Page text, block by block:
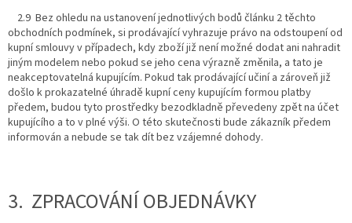
2.9 Bez ohledu na ustanovení jednotlivých bodů článku 2 těchto
obchodních podmínek, si prodávající vyhrazuje právo na odstoupení od
kupní smlouvy v případech, kdy zboží již není možné dodat ani nahradit
jiným modelem nebo pokud se jeho cena výrazně změnila, a tato je
neakceptovatelná kupujícím. Pokud tak prodávající učiní a zároveň již
došlo k prokazatelné úhradě kupní ceny kupujícím formou platby
předem, budou tyto prostředky bezodkladně převedeny zpět na účet
kupujícího a to v plné výši. O této skutečnosti bude zákazník předem
informován a nebude se tak dít bez vzájemné dohody.
3. ZPRACOVÁNÍ OBJEDNÁVKY